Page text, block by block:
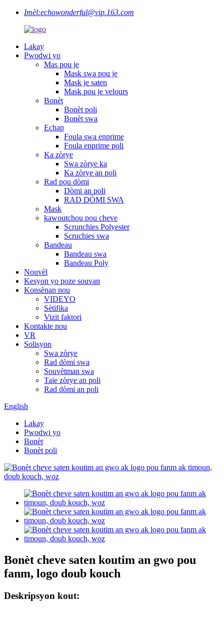
Imèl:echowonderful@vip.163.com
Lakay
Pwodwi yo
Mas pou je
Mask swa pou je
Mask je saten
Mask pou je velours
Bonèt
Bonèt poli
Bonèt swa
Echap
Foula swa enprime
Foula enprime poli
Ka zòrye
Swa zòrye ka
Ka zòrye an poli
Rad pou dòmi
Dòmi an poli
RAD DÒMI SWA
Mask
kawoutchou pou cheve
Scrunchies Polyester
Scruchies swa
Bandeau
Bandeau swa
Bandeau Poly
Nouvèl
Kesyon yo poze souvan
Konsènan nou
VIDEYO
Sètifika
Vizit faktori
Kontakte nou
VR
Solisyon
Swa zòrye
Rad dòmi swa
Souvètman swa
Taie zòrye an poli
Rad dòmi an poli
English
Lakay
Pwodwi yo
Bonèt
Bonèt poli
Bonèt cheve saten koutim an gwo pou
fanm, logo doub kouch
Deskripsyon kout: